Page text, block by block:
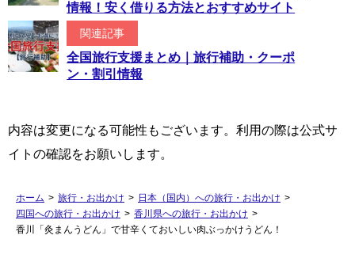
情報！安く借りる方法とおすすめサイト
関連記事
全国旅行支援まとめ｜旅行補助・クーポ
ン・割引情報
内容は変更になる可能性もございます。利用の際は公式サ
イトの確認をお願いします。
ホーム > 旅行・お出かけ > 日本（国内）への旅行・お出かけ >
四国への旅行・お出かけ > 香川県への旅行・お出かけ >
香川「灸まんうどん」で甘辛くておいしい肉ぶっかけうどん！